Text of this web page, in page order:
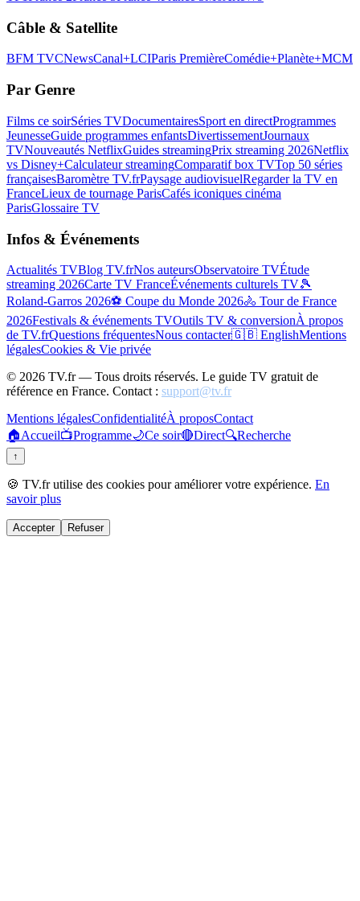
Câble & Satellite
BFM TVCNewsCanal+LCIParis PremièreComédie+Planète+MCM
Par Genre
Films ce soirSéries TVDocumentairesSport en directProgrammes
JeunesseGuide programmes enfantsDivertissementJournaux
TVNouveautés NetflixGuides streamingPrix streaming 2026Netflix
vs Disney+Calculateur streamingComparatif box TVTop 50 séries
françaisesBaromètre TV.frPaysage audiovisuelRegarder la TV en
FranceLieux de tournage ParisCafés iconiques cinéma
ParisGlossaire TV
Infos & Événements
Actualités TVBlog TV.frNos auteursObservatoire TVÉtude
streaming 2026Carte TV FranceÉvénements culturels TV🎾
Roland-Garros 2026⚽ Coupe du Monde 2026🚴 Tour de France
2026Festivals & événements TVOutils TV & conversionÀ propos
de TV.frQuestions fréquentesNous contacter🇬🇧 EnglishMentions
légalesCookies & Vie privée
© 2026 TV.fr — Tous droits réservés. Le guide TV gratuit de
référence en France. Contact : support@tv.fr
Mentions légalesConfidentialitéÀ proposContact
🏠Accueil📺Programme🌙Ce soir🔴Direct🔍Recherche
↑
🍪 TV.fr utilise des cookies pour améliorer votre expérience. En
savoir plus
Accepter Refuser